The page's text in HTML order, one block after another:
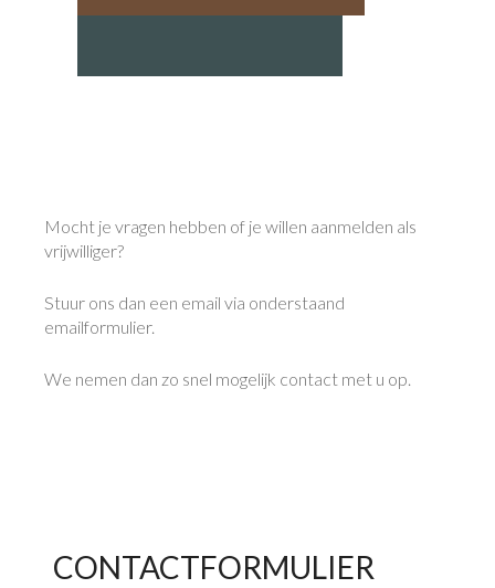
Mocht je vragen hebben of je willen aanmelden als
vrijwilliger?
Stuur ons dan een email via onderstaand
emailformulier.
We nemen dan zo snel mogelijk contact met u op.
CONTACTFORMULIER